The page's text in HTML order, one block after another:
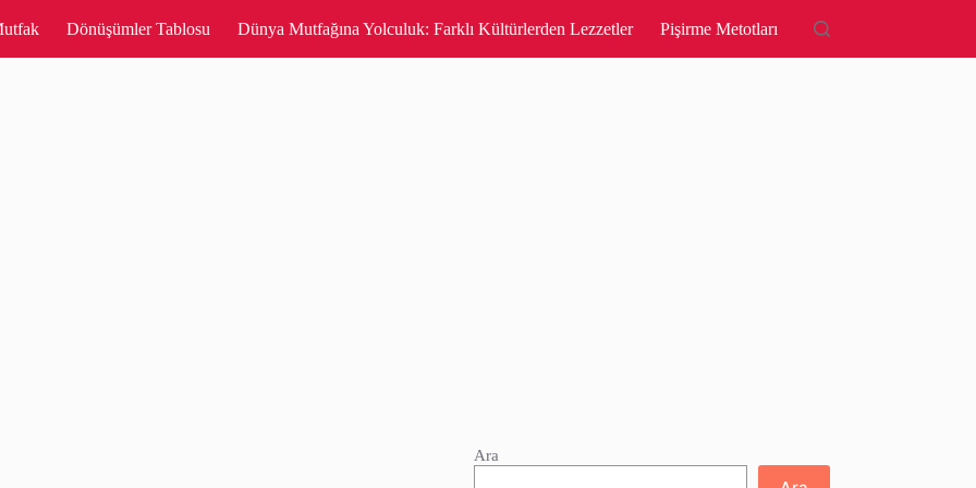
Dönüşümler Tablosu Dünya Mutfağına Yolculuk: Farklı Kültürlerden Lezzetler Pişirme Metotları
Ara